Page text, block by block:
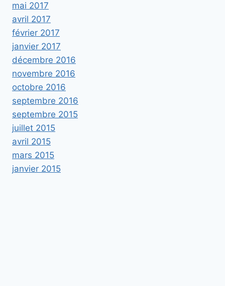
mai 2017
avril 2017
février 2017
janvier 2017
décembre 2016
novembre 2016
octobre 2016
septembre 2016
septembre 2015
juillet 2015
avril 2015
mars 2015
janvier 2015